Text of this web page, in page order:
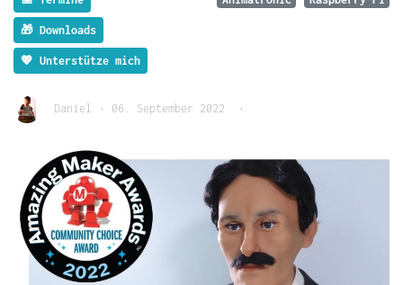
🎁 Downloads
💖 Unterstütze mich
Daniel • 06. September 2022 •